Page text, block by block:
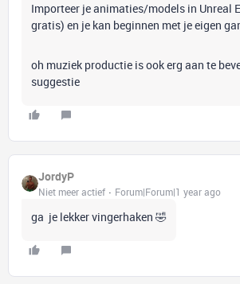
Importeer je animaties/models in Unreal
gratis) en je kan beginnen met je eigen
oh muziek productie is ook erg aan te
suggestie
JordyP
Niet meer actief Forum|Forum|1 year ago
ga je lekker vingerhaken 🤣